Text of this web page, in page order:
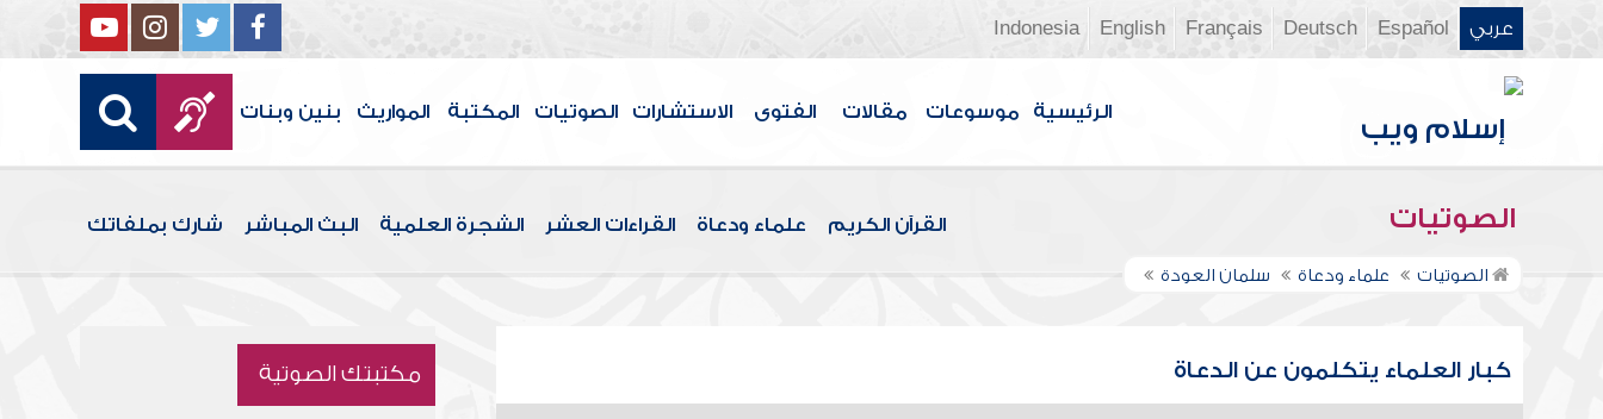
عربي Español
Deutsch
Français
English
Indonesia
الرئيسية موسوعات مقالات الفتوى الاستشارات الصوتيات المكتبة المواريث بنين وبنات
الصوتيات القرآن الكريم علماء ودعاة القراءات العشر الشجرة العلمية البث المباشر شارك بملفاتك
الصوتيات علماء ودعاة سلمان العودة
كبار العلماء يتكلمون عن الدعاة مكتبتك الصوتية